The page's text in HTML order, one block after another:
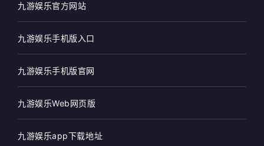
九游娱乐官方网站
九游娱乐手机版入口
九游娱乐手机版官网
九游娱乐Web网页版
九游娱乐app下载地址